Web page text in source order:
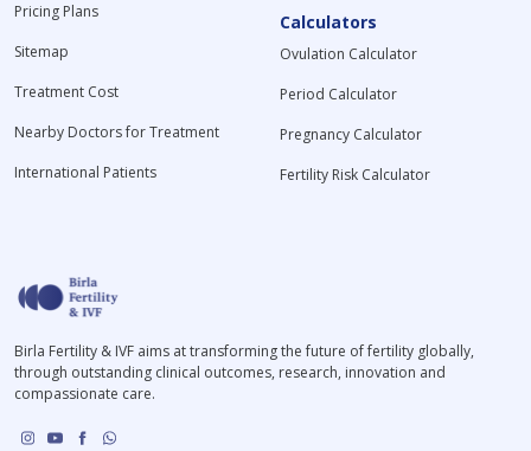
Pricing Plans
Sitemap
Treatment Cost
Nearby Doctors for Treatment
International Patients
Calculators
Ovulation Calculator
Period Calculator
Pregnancy Calculator
Fertility Risk Calculator
Birla Fertility & IVF aims at transforming the future of fertility globally,
through outstanding clinical outcomes, research, innovation and
compassionate care.